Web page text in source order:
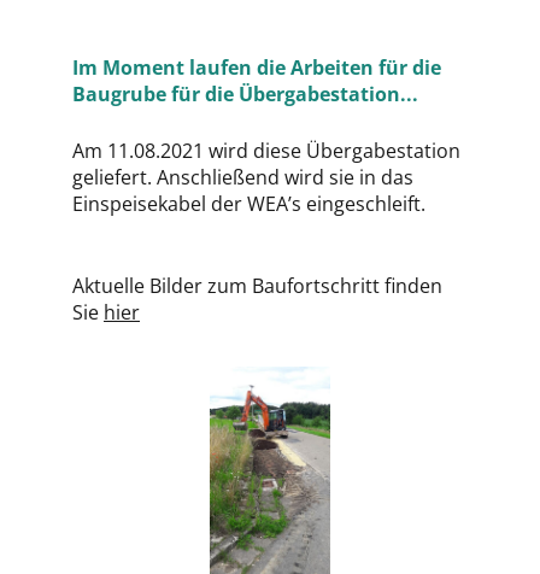
Im Moment laufen die Arbeiten für die
Baugrube für die Übergabestation...
Am 11.08.2021 wird diese Übergabestation
geliefert. Anschließend wird sie in das
Einspeisekabel der WEA’s eingeschleift.
Aktuelle Bilder zum Baufortschritt finden
Sie hier